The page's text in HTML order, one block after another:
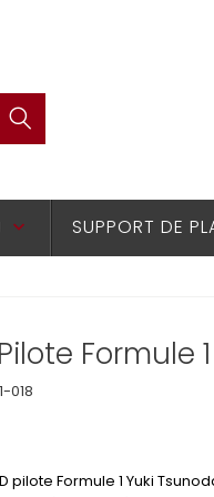
keyboard_arrow_down SUPPORT DE
Formule
018
pilote Formule 1 Yuki